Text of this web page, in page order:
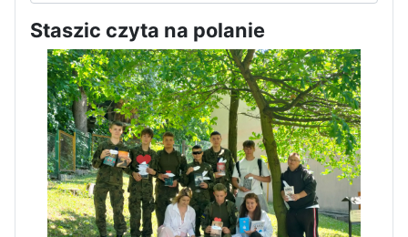
Rozpoczęcie kampanii „Gotowi
na kryzys” w ZSP w Iłży
Pierwszy tydzień praktyk
zawodowych naszych uczniów
Staszic czyta na polanie